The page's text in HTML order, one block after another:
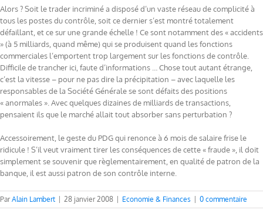
Alors ? Soit le trader incriminé a disposé d’un vaste réseau de complicité à
tous les postes du contrôle, soit ce dernier s’est montré totalement
défaillant, et ce sur une grande échelle ! Ce sont notamment des « accidents
» (à 5 milliards, quand même) qui se produisent quand les fonctions
commerciales l’emportent trop largement sur les fonctions de contrôle.
Difficile de trancher ici, faute d’informations … Chose tout autant étrange,
c’est la vitesse – pour ne pas dire la précipitation – avec laquelle les
responsables de la Société Générale se sont défaits des positions
« anormales ». Avec quelques dizaines de milliards de transactions,
pensaient ils que le marché allait tout absorber sans perturbation ?
Accessoirement, le geste du PDG qui renonce à 6 mois de salaire frise le
ridicule ! S’il veut vraiment tirer les conséquences de cette « fraude », il doit
simplement se souvenir que règlementairement, en qualité de patron de la
banque, il est aussi patron de son contrôle interne.
ParAlain Lambert 28 janvier 2008 Economie & Finances 0 commentaire